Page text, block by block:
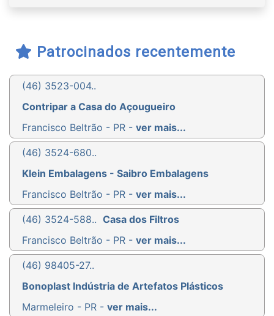
Patrocinados recentemente
(46) 3523-004..
Contripar a Casa do Açougueiro
Francisco Beltrão - PR - ver mais...
(46) 3524-680..
Klein Embalagens - Saibro Embalagens
Francisco Beltrão - PR - ver mais...
(46) 3524-588.. Casa dos Filtros
Francisco Beltrão - PR - ver mais...
(46) 98405-27..
Bonoplast Indústria de Artefatos Plásticos
Marmeleiro - PR - ver mais...